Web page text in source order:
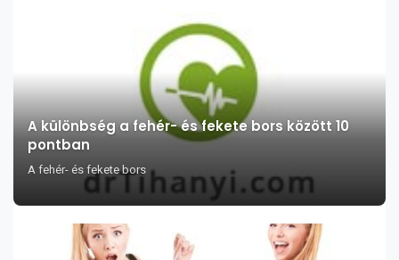
A különbség a fehér- és fekete bors között 10
pontban
A fehér- és fekete bors